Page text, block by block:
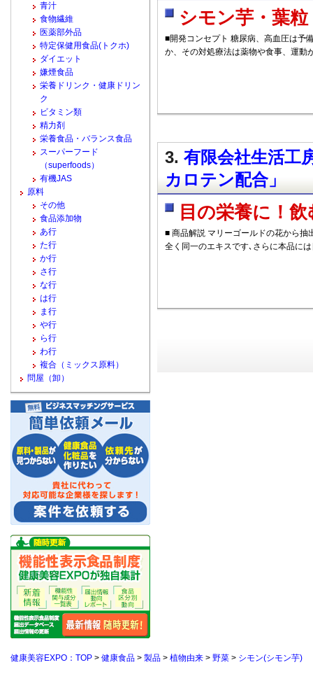
シモン芋・葉粒
■開発コンセプト 糖尿病、高血圧は予
か、その対処療法は薬物や食事、運動
3. 有限会社生活工
カロテン配合」
目の栄養に！
■ 商品解説 マリーゴールドの花から
全く同一のエキスです､さらに本品に
青汁
食物繊維
医薬部外品
特定保健用食品(トクホ)
ダイエット
嫌煙食品
栄養ドリンク・健康ドリン
ク
ビタミン類
精力剤
栄養食品・バランス食品
スーパーフード
（superfoods）
有機JAS
原料
その他
食品添加物
あ行
た行
か行
さ行
な行
は行
ま行
や行
ら行
わ行
複合（ミックス原料）
問屋（卸）
健康美容EXPO：TOP > 健康食品 > 製品 > 植物由来 > 野菜 > シモン(シモン芋)